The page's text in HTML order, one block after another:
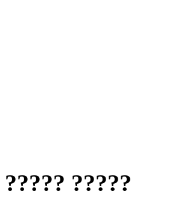
????? ?????